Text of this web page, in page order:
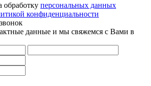
обработку персональных данных
конфиденциальности
данные и мы свяжемся с Вами в